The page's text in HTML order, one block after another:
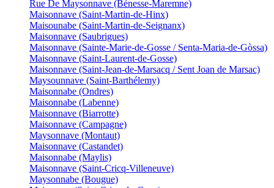
Rue De Maysonnave (Bénesse-Maremne)
Maisonnave (Saint-Martin-de-Hinx)
Maisounabe (Saint-Martin-de-Seignanx)
Maisonnave (Saubrigues)
Maisonnave (Sainte-Marie-de-Gosse / Senta-Maria-de-Gòssa)
Maisonnave (Saint-Laurent-de-Gosse)
Maisonnave (Saint-Jean-de-Marsacq / Sent Joan de Marsac)
Maysounnave (Saint-Barthélemy)
Maisonnabe (Ondres)
Maisonnabe (Labenne)
Maisonnave (Biarrotte)
Maisonnave (Campagne)
Maysonnave (Montaut)
Maisonnave (Castandet)
Maisonnabe (Maylis)
Maisonnave (Saint-Cricq-Villeneuve)
Maysonnabe (Bougue)